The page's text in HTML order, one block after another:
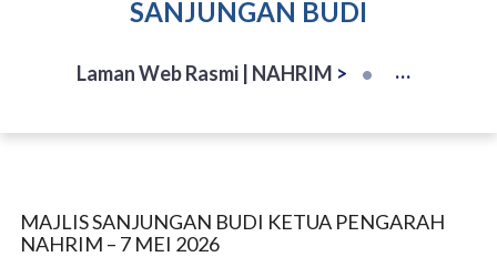
SANJUNGAN BUDI
Laman Web Rasmi | NAHRIM >
MAJLIS SANJUNGAN BUDI KETUA PENGARAH
NAHRIM – 7 MEI 2026